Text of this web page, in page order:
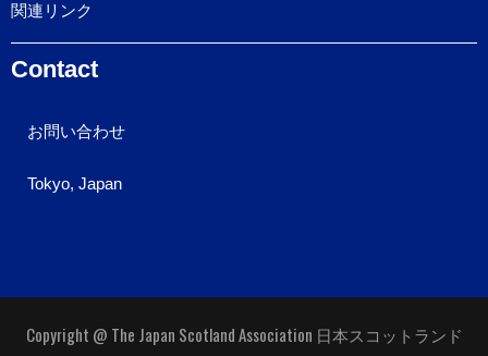
関連リンク
Contact
お問い合わせ
Tokyo, Japan
Copyright @ The Japan Scotland Association 日本スコットランド